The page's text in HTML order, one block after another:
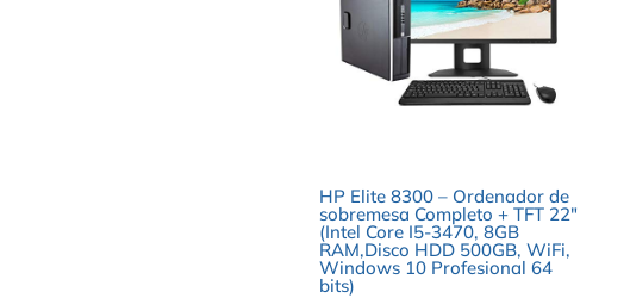
HP Elite 8300 – Ordenador de
sobremesa Completo + TFT 22″
(Intel Core I5-3470, 8GB
RAM,Disco HDD 500GB, WiFi,
Windows 10 Profesional 64
bits)